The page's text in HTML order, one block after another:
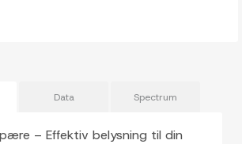
Data Spectrum
– Effektiv belysning til din